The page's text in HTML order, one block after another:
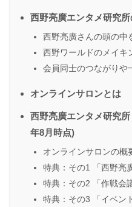
西野亮廣エンタメ研究
西野亮廣さんの頭の中
西野ワールドのメイキ
会員同士のつながりや
オンラインサロンとは
西野亮廣エンタメ研究
年8月時点)
オンラインサロンの概
特典：その1 「西野亮
特典：その2 「作戦会
特典：その3 「イベン